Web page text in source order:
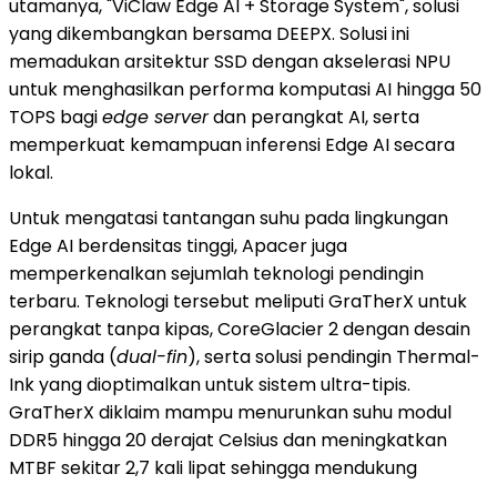
utamanya, "ViClaw Edge AI + Storage System", solusi
yang dikembangkan bersama DEEPX. Solusi ini
memadukan arsitektur SSD dengan akselerasi NPU
untuk menghasilkan performa komputasi AI hingga 50
TOPS bagiedge serverdan perangkat AI, serta
memperkuat kemampuan inferensi Edge AI secara
lokal.
Untuk mengatasi tantangan suhu pada lingkungan
Edge AI berdensitas tinggi, Apacer juga
memperkenalkan sejumlah teknologi pendingin
terbaru. Teknologi tersebut meliputi GraTherX untuk
perangkat tanpa kipas, CoreGlacier 2 dengan desain
sirip ganda (dual-fin), serta solusi pendingin Thermal-
Ink yang dioptimalkan untuk sistem ultra-tipis.
GraTherX diklaim mampu menurunkan suhu modul
DDR5 hingga 20 derajat Celsius dan meningkatkan
MTBF sekitar 2,7 kali lipat sehingga mendukung